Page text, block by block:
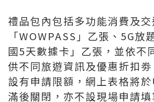
禮品包內包括多功能消費及
「WOWPASS」乙張、5G放
國5天數據卡」乙張，並依不
供不同旅遊資訊及優惠折扣
設有申請限額，網上表格將
滿後關閉，亦不設現場申請